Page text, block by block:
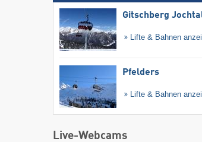
Gitschberg
Lifte & Bahnen
Pfelders
Lifte & Bahnen
Live-Webcams